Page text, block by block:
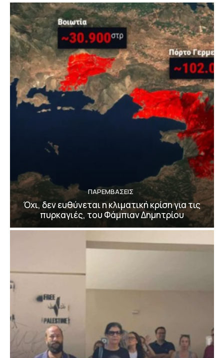
ΠΑΡΕΜΒΑΣΕΙΣ
Όχι, δεν ευθύνεται η κλιματική κρίση για τις
πυρκαγιές, του Φάμπιαν Δημητρίου